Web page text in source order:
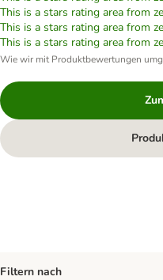
This is a stars rating area from
This is a stars rating area from
This is a stars rating area from
Wie wir mit Produktbewertungen
Filtern nach